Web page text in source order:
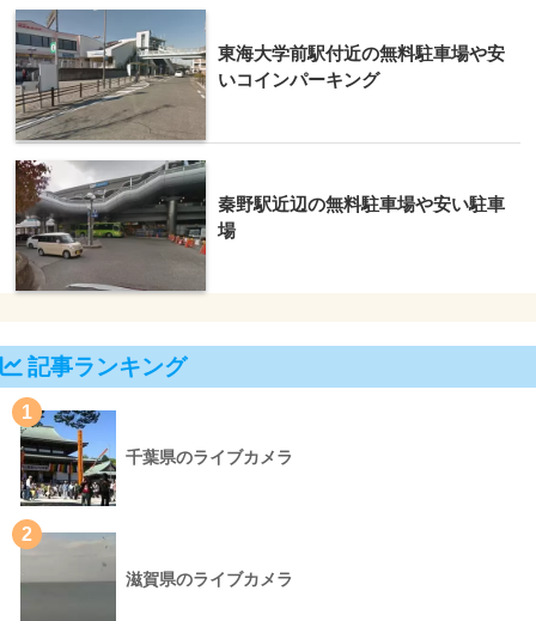
東海大学前駅付近の無料駐車場や安
いコインパーキング
秦野駅近辺の無料駐車場や安い駐車
場
記事ランキング
1
千葉県のライブカメラ
2
滋賀県のライブカメラ